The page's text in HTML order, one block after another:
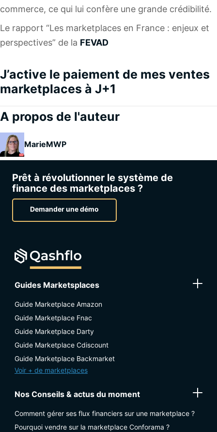
commerce, ce qui lui confère une grande crédibilité.
Le rapport “Les marketplaces en France : enjeux et
perspectives” de la FEVAD
J’active le paiement de mes ventes
marketplaces à J+1
A propos de l'auteur
MarieMWP
Prêt à révolutionner le système de
finance des marketplaces ?
Demander une démo
Guides Marketsplaces
Guide Marketplace Amazon
Guide Marketplace Fnac
Guide Marketplace Darty
Guide Marketplace Cdiscount
Guide Marketplace Backmarket
Voir + de marketplaces
Nos Conseils & actus du moment
Comment gérer ses flux financiers sur une marketplace ?
Pourquoi vendre sur la marketplace Conforama ?